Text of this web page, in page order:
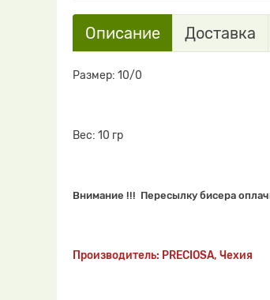
Описание Доставка
Размер: 10/0
Вес: 10 гр
Внимание !!! Пересылку бисера
Производитель: PRECIOSA, Чехия